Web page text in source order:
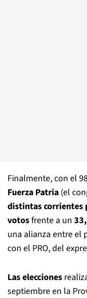
Finalmente, con el
Fuerza Patria (el
distintas corrientes
votosfrente a un
una alianza entre el
con el PRO, del
Las elecciones
septiembre en la